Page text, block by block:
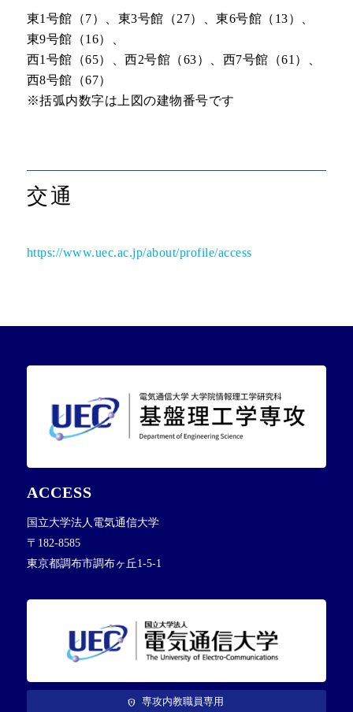
東1号館（7）、東3号館（27）、東6号館（13）、
東9号館（16）、
西1号館（65）、西2号館（63）、西7号館（61）、
西8号館（67）
※括弧内数字は上図の建物番号です
交通
https://www.uec.ac.jp/about/profile/access
ACCESS
国立大学法人電気通信大学
〒182-8585
東京都調布市調布ヶ丘1-5-1
専攻内教職員専用